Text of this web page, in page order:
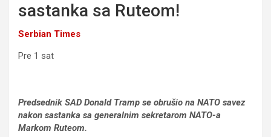
sastanka sa Ruteom!
Serbian Times
Pre 1 sat
Predsednik SAD Donald Tramp se obrušio na NATO savez
nakon sastanka sa generalnim sekretarom NATO-a
Markom Ruteom.